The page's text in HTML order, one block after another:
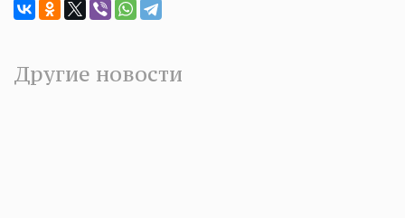
Другие новости